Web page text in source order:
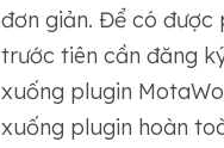
đơn giản. Để có được
trước tiên cần đăng
xuống plugin
xuống plugin hoàn